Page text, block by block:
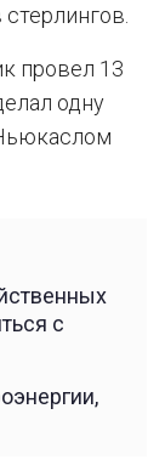
провел 13
одну
с